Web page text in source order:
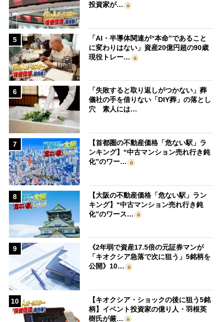
投資家が…
5
「AI・半導体関連が“本命”であること
に変わりはない」資産20億円超の90歳
現役トレー…
6
「失敗すると取り返しがつかない」葬
儀社の手を借りない「DIY葬」の落とし
穴 素人には…
7
【首都圏の不動産価格「危ない駅」ラ
ンキング】“中古マンション売れ行き鈍
化”のワー…
8
【大阪の不動産価格「危ない駅」ラン
キング】“中古マンション売れ行き鈍
化”のワース…
9
《2年弱で資産17.5倍の元証券マンが
「キオクシア急落で次に狙う」5銘柄を
公開》10…
10
【キオクシア・ショックの後に狙う5銘
柄】イベント投資家の億り人・羽根英
樹氏が厳…